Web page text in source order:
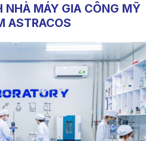
NHÀ MÁY GIA CÔNG MỸ
ASTRACOS